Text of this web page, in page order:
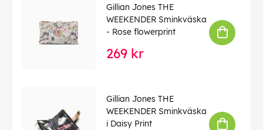
Gillian Jones THE
WEEKENDER Sminkväska
- Rose flowerprint
269 kr
Gillian Jones THE
WEEKENDER Sminkväska
i Daisy Print